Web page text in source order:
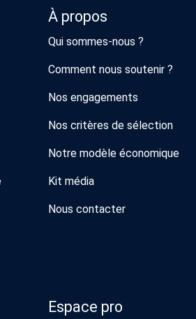
À propos
Qui sommes-nous ?
Comment nous soutenir ?
Nos engagements
Nos critères de sélection
Notre modèle économique
Kit média
Nous contacter
Espace pro